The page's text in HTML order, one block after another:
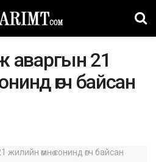
аваргын 21
өгч байсан